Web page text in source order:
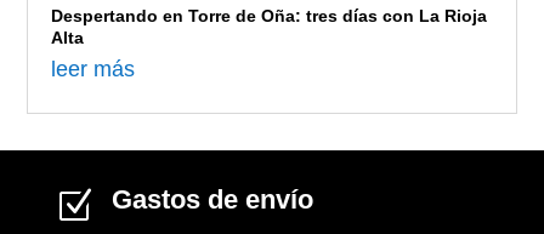
Despertando en Torre de Oña: tres días con La Rioja
Alta
leer más
Z Gastos de envío